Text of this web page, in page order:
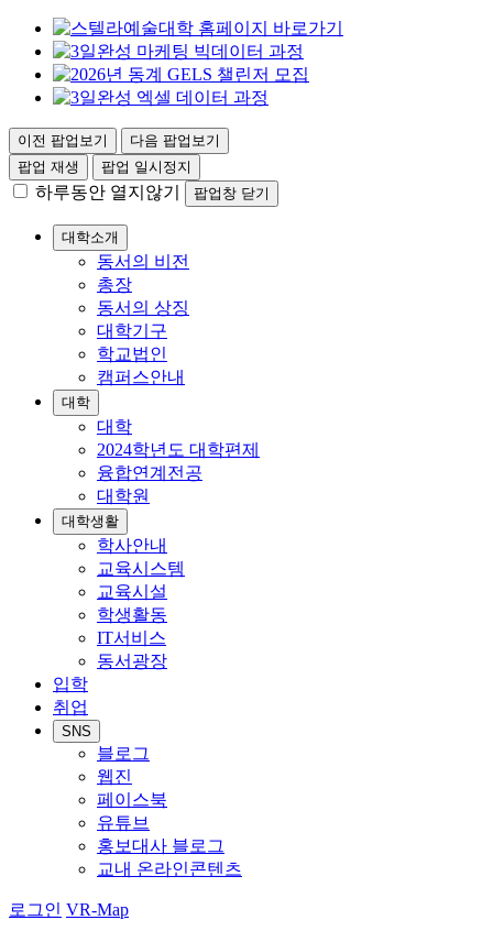
이전 팝업보기
다음 팝업보기
팝업 재생
팝업 일시정지
하루동안 열지않기 팝업창 닫기
대학소개
동서의 비전
총장
동서의 상징
대학기구
학교법인
캠퍼스안내
대학
대학
2024학년도 대학편제
융합연계전공
대학원
대학생활
학사안내
교육시스템
교육시설
학생활동
IT서비스
동서광장
입학
취업
SNS
블로그
웹진
페이스북
유튜브
홍보대사 블로그
교내 온라인콘텐츠
로그인 VR-Map